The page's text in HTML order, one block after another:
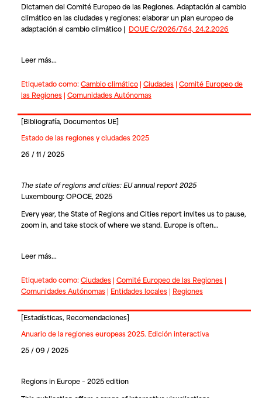
Dictamen del Comité Europeo de las Regiones. Adaptación al cambio
climático en las ciudades y regiones: elaborar un plan europeo de
adaptación al cambio climático | DOUE C/2026/764, 24.2.2026
Leer más...
Etiquetado como:Cambio climático| Ciudades| Comité Europeo de
las Regiones| Comunidades Autónomas
[Bibliografía, Documentos UE]
Estado de las regiones y ciudades 2025
26 / 11 / 2025
The state of regions and cities: EU annual report 2025
Luxembourg: OPOCE, 2025
Every year, the State of Regions and Cities report invites us to pause,
zoom in, and take stock of where we stand. Europe is often…
Leer más...
Etiquetado como:Ciudades| Comité Europeo de las Regiones|
Comunidades Autónomas| Entidades locales| Regiones
[Estadísticas, Recomendaciones]
Anuario de la regiones europeas 2025. Edición interactiva
25 / 09 / 2025
Regions in Europe – 2025 edition